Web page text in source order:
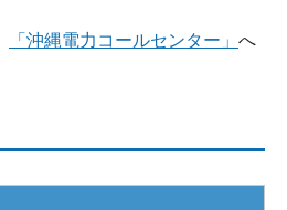
「沖縄電力コールセンター」 へ